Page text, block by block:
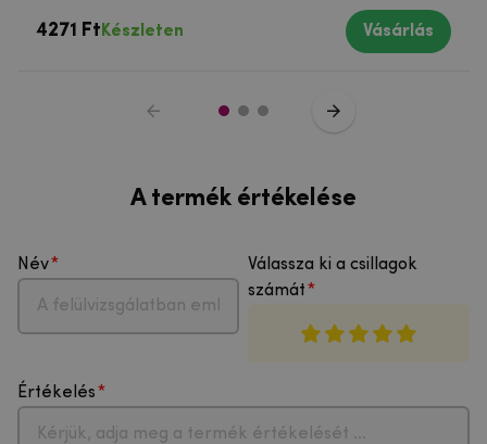
4271 Ft Készleten Vásárlás
A termék értékelése
Név
Válassza ki a csillagok
számát
Értékelés